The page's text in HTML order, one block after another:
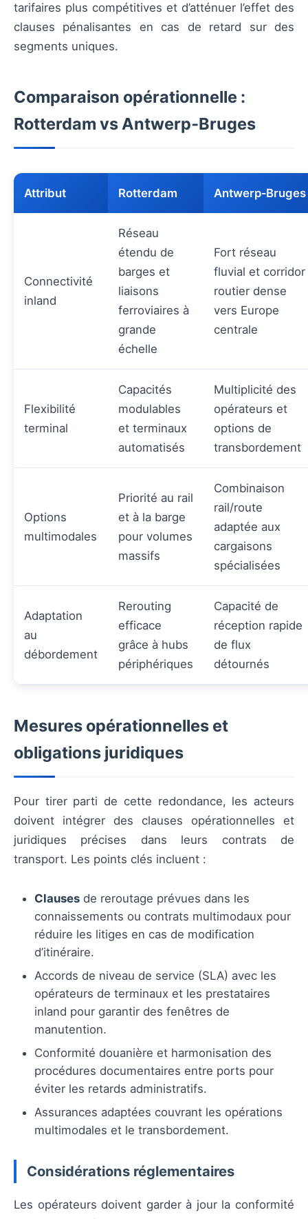
tarifaires plus compétitives et d’atténuer l’effet des
clauses pénalisantes en cas de retard sur des
segments uniques.
Comparaison opérationnelle :
Rotterdam vs Antwerp‑Bruges
Attribut Rotterdam Antwerp‑Bruges
Connectivité
inland
Réseau
étendu de
barges et
liaisons
ferroviaires à
grande
échelle
Fort réseau
fluvial et corridor
routier dense
vers Europe
centrale
Flexibilité
terminal
Capacités
modulables
et terminaux
automatisés
Multiplicité des
opérateurs et
options de
transbordement
Options
multimodales
Priorité au rail
et à la barge
pour volumes
massifs
Combinaison
rail/route
adaptée aux
cargaisons
spécialisées
Adaptation
au
débordement
Rerouting
efficace
grâce à hubs
périphériques
Capacité de
réception rapide
de flux
détournés
Mesures opérationnelles et
obligations juridiques
Pour tirer parti de cette redondance, les acteurs
doivent intégrer des clauses opérationnelles et
juridiques précises dans leurs contrats de
transport. Les points clés incluent :
Clauses de reroutage prévues dans les
connaissements ou contrats multimodaux pour
réduire les litiges en cas de modification
d’itinéraire.
Accords de niveau de service (SLA) avec les
opérateurs de terminaux et les prestataires
inland pour garantir des fenêtres de
manutention.
Conformité douanière et harmonisation des
procédures documentaires entre ports pour
éviter les retards administratifs.
Assurances adaptées couvrant les opérations
multimodales et le transbordement.
Considérations réglementaires
Les opérateurs doivent garder à jour la conformité